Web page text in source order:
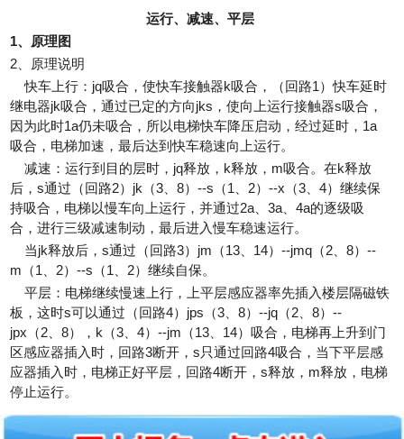
运行、减速、平层
1、原理图
2、原理说明
快车上行：jq吸合，使快车接触器k吸合，（回路1）快车延时
继电器jk吸合，通过已定的方向jks，使向上运行接触器s吸合，
因为此时1a仍未吸合，所以电梯快车降压启动，经过延时，1a
吸合，电梯加速，最后达到快车稳速向上运行。
减速：运行到目的层时，jq释放，k释放，m吸合。在k释放
后，s通过（回路2）jk（3、8）--s（1、2）--x（3、4）继续保
持吸合，电梯以慢车向上运行，并通过2a、3a、4a的逐级吸
合，进行三级减速制动，最后进入慢车稳速运行。
当jk释放后，s通过（回路3）jm（13、14）--jmq（2、8）--
m（1、2）--s（1、2）继续自保。
平层：电梯继续慢速上行，上平层感应器率先插入楼层隔磁铁
板，这时s可以通过（回路4）jps（3、8）--jq（2、8）--
jpx（2、8），k（3、4）--jm（13、14）吸合，电梯再上升到门
区感应器插入时，回路3断开，s只通过回路4吸合，当下平层感
应器插入时，电梯正好平层，回路4断开，s释放，m释放，电梯
停止运行。